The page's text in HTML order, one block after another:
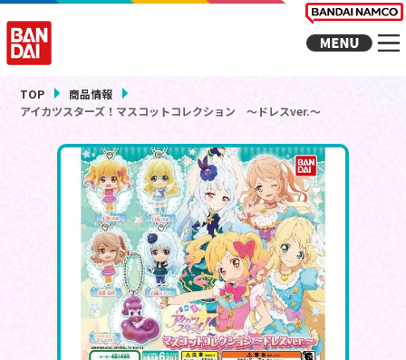
TOP
商品情報
アイカツスターズ！マスコットコレクション ～ドレスver.～